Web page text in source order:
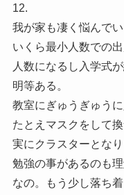
12.
我が家も凄く悩んでい
いくら最小人数での
人数になるし入学式
明等ある。
教室にぎゅうぎゅうに
たとえマスクをして
実にクラスターとな
勉強の事があるのも
なの。もう少し落ち